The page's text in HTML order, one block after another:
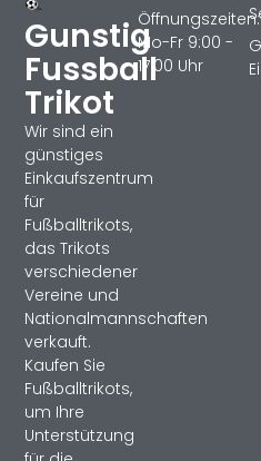
Gunstig
Fussball
Trikot
Wir sind ein
günstiges
Einkaufszentrum
für
Fußballtrikots,
das Trikots
verschiedener
Vereine und
Nationalmannschaften
verkauft.
Kaufen Sie
Fußballtrikots,
um Ihre
Unterstützung
Öffnungszeiten:
Mo-Fr 9:00 -
17:00 Uhr